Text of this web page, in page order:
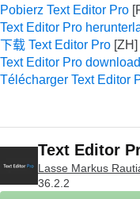
Pobierz Text Editor Pro
Text Editor Pro
下载 Text Editor Pro
Text Editor Pro download
Télécharger Text Editor
Text Editor
Lasse Markus
36.2.2